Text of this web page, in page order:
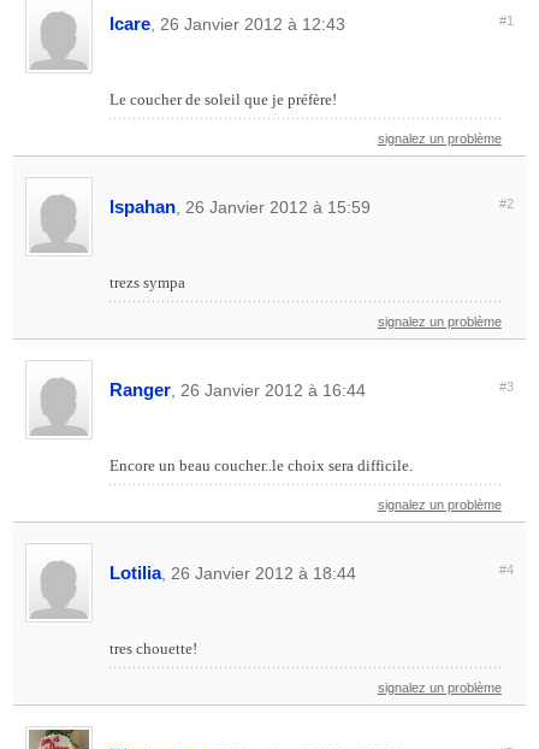
Icare , 26 Janvier 2012 à 12:43 #1
Le coucher de soleil que je préfère!
signalez un problème
Ispahan , 26 Janvier 2012 à 15:59 #2
trezs sympa
signalez un problème
Ranger , 26 Janvier 2012 à 16:44 #3
Encore un beau coucher..le choix sera difficile.
signalez un problème
Lotilia, 26 Janvier 2012 à 18:44 #4
tres chouette!
signalez un problème